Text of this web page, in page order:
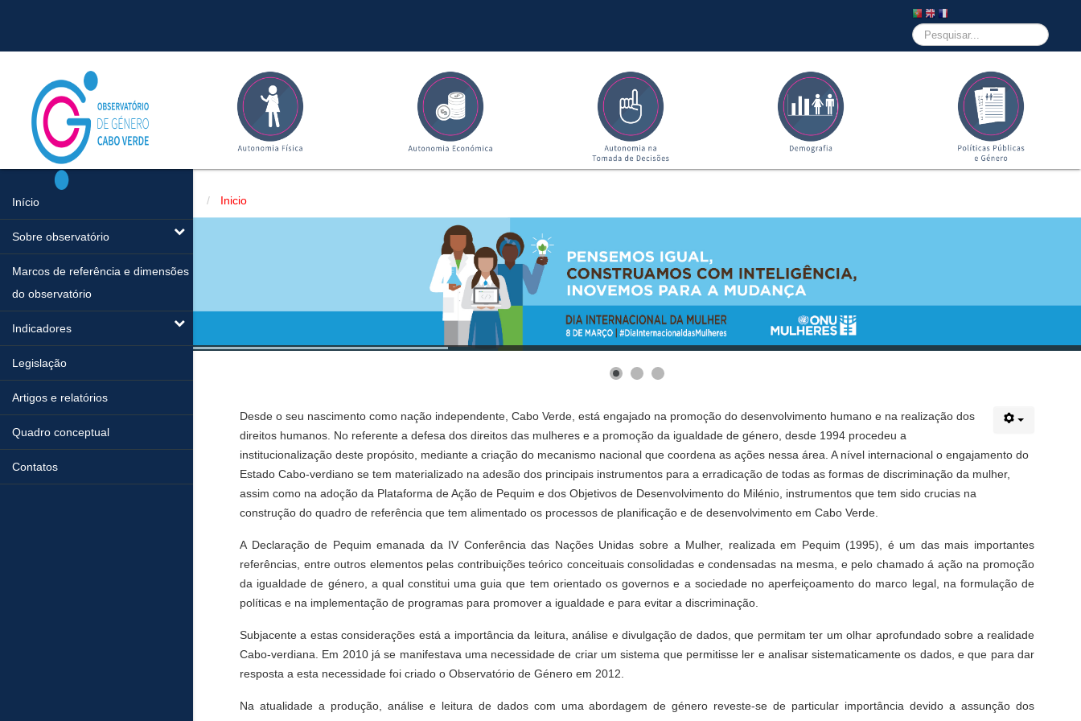
Pesquisar...
Início
Sobre observatório
Marcos de referência e dimensões
do observatório
Indicadores
Legislação
Artigos e relatórios
Quadro conceptual
Contatos
Inicio
Desde o seu nascimento como nação independente, Cabo Verde, está engajado na promoção do desenvolvimento humano e na realização dos
direitos humanos. No referente a defesa dos direitos das mulheres e a promoção da igualdade de género, desde 1994 procedeu a
institucionalização deste propósito, mediante a criação do mecanismo nacional que coordena as ações nessa área. A nível internacional o engajamento do
Estado Cabo-verdiano se tem materializado na adesão dos principais instrumentos para a erradicação de todas as formas de discriminação da mulher,
assim como na adoção da Plataforma de Ação de Pequim e dos Objetivos de Desenvolvimento do Milénio, instrumentos que tem sido crucias na
construção do quadro de referência que tem alimentado os processos de planificação e de desenvolvimento em Cabo Verde.
A Declaração de Pequim emanada da IV Conferência das Nações Unidas sobre a Mulher, realizada em Pequim (1995), é um das mais importantes
referências, entre outros elementos pelas contribuições teórico conceituais consolidadas e condensadas na mesma, e pelo chamado á ação na promoção
da igualdade de género, a qual constitui uma guia que tem orientado os governos e a sociedade no aperfeiçoamento do marco legal, na formulação de
políticas e na implementação de programas para promover a igualdade e para evitar a discriminação.
Subjacente a estas considerações está a importância da leitura, análise e divulgação de dados, que permitam ter um olhar aprofundado sobre a realidade
Cabo-verdiana. Em 2010 já se manifestava uma necessidade de criar um sistema que permitisse ler e analisar sistematicamente os dados, e que para dar
resposta a esta necessidade foi criado o Observatório de Género em 2012.
Na atualidade a produção, análise e leitura de dados com uma abordagem de género reveste-se de particular importância devido a assunção dos